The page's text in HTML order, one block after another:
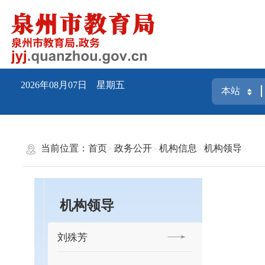
2026年08月07日 星期五
当前位置：首页 政务公开 机构信息 机构领导
机构领导
刘殊芳